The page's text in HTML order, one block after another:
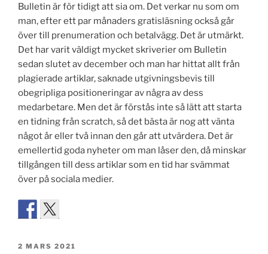
Bulletin är för tidigt att sia om. Det verkar nu som om
man, efter ett par månaders gratisläsning också går
över till prenumeration och betalvägg. Det är utmärkt.
Det har varit väldigt mycket skriverier om Bulletin
sedan slutet av december och man har hittat allt från
plagierade artiklar, saknade utgivningsbevis till
obegripliga positioneringar av några av dess
medarbetare. Men det är förstås inte så lätt att starta
en tidning från scratch, så det bästa är nog att vänta
något år eller två innan den går att utvärdera. Det är
emellertid goda nyheter om man låser den, då minskar
tillgången till dess artiklar som en tid har svämmat
över på sociala medier.
PUBLICERAT
2 MARS 2021